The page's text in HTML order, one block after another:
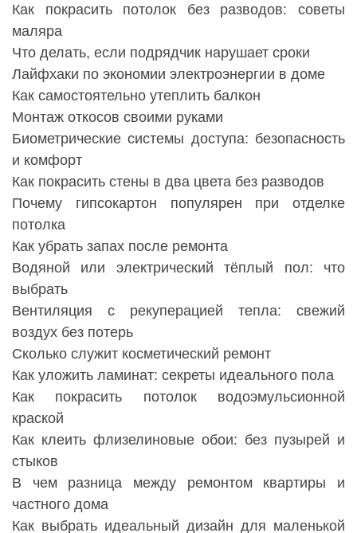
Как покрасить потолок без разводов: советы
маляра
Что делать, если подрядчик нарушает сроки
Лайфхаки по экономии электроэнергии в доме
Как самостоятельно утеплить балкон
Монтаж откосов своими руками
Биометрические системы доступа: безопасность
и комфорт
Как покрасить стены в два цвета без разводов
Почему гипсокартон популярен при отделке
потолка
Как убрать запах после ремонта
Водяной или электрический тёплый пол: что
выбрать
Вентиляция с рекуперацией тепла: свежий
воздух без потерь
Сколько служит косметический ремонт
Как уложить ламинат: секреты идеального пола
Как покрасить потолок водоэмульсионной
краской
Как клеить флизелиновые обои: без пузырей и
стыков
В чем разница между ремонтом квартиры и
частного дома
Как выбрать идеальный дизайн для маленькой